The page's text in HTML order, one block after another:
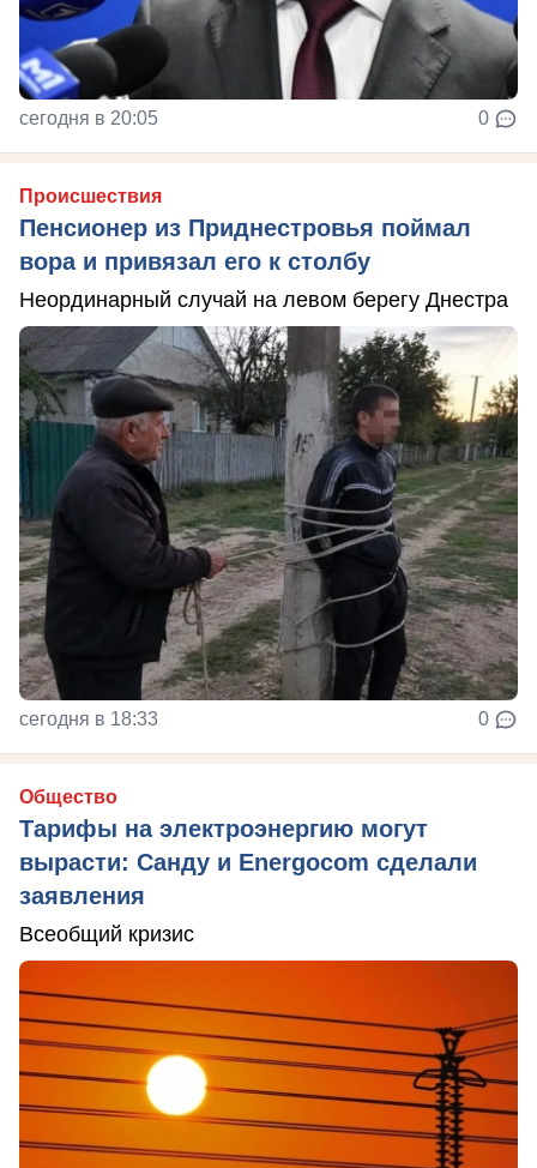
сегодня в 20:05 0
Происшествия
Пенсионер из Приднестровья поймал
вора и привязал его к столбу
Неординарный случай на левом берегу Днестра
сегодня в 18:33 0
Общество
Тарифы на электроэнергию могут
вырасти: Санду и Energocom сделали
заявления
Всеобщий кризис